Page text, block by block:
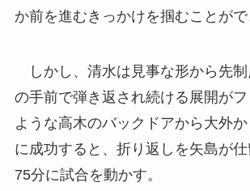
か前を進むきっかけを掴むことがで
しかし、清水は見事な形から先
の手前で弾き返され続ける展開が
ような高木のバックドアから大外
に成功すると、折り返しを矢島が仕
75分に試合を動かす。